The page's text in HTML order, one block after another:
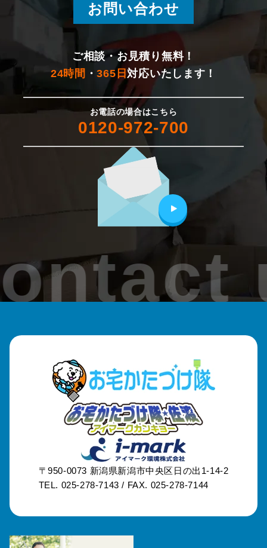
お問い合わせ
ご相談・お見積り無料！
24時間 ・365日対応いたします！
お電話の場合はこちら
0120-972-700
〒950-0073 新潟県新潟市中央区日の出1-14-2
TEL. 025-278-7143 / FAX. 025-278-7144